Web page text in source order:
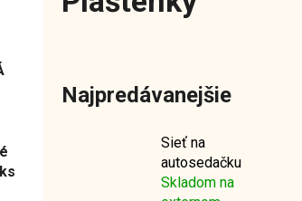
Najpredávanejšie
Sieť na
autosedačku
Skladom na